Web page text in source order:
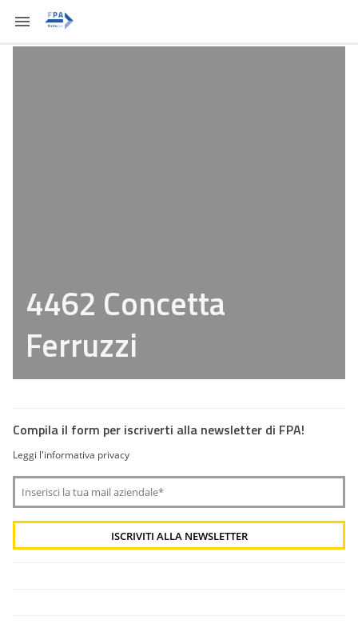
4462 Concetta
Ferruzzi
Compila il form per iscriverti alla newsletter di FPA!
Leggi l'informativa privacy